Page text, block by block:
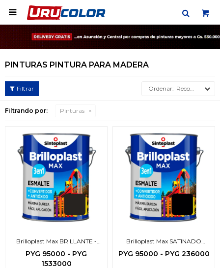

PINTURAS PINTURA PARA MADERA
Recomendados
Filtrando por: Pinturas
Brilloplast Max BRILLANTE -
3en1-
PYG 95000 - PYG
1533000
Brilloplast Max SATINADO
-3en1-
PYG 95000 - PYG 236000